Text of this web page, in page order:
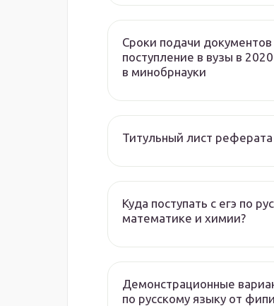
Сроки подачи документов
поступление в вузы в
в минобрнауки
Титульный лист реферата
Куда поступать с егэ по
математике и химии?
Демонстрационные
по русскому языку от